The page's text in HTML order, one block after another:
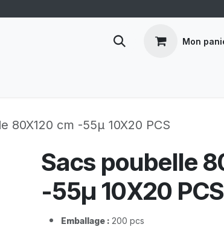
Mon
80X120 cm -55µ 10X20 PCS
Sacs poubelle
-55µ 10X20 PCS
Emballage : 200 pcs